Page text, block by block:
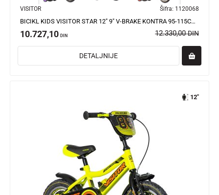
VISITOR Šifra: 1120068
BICIKL KIDS VISITOR STAR 12" 9" V-BRAKE KONTRA 95-115CM (12") CRNO LJUBIČASTI
10.727,10 DIN 12.330,00DIN
DETALJNIJE
12"